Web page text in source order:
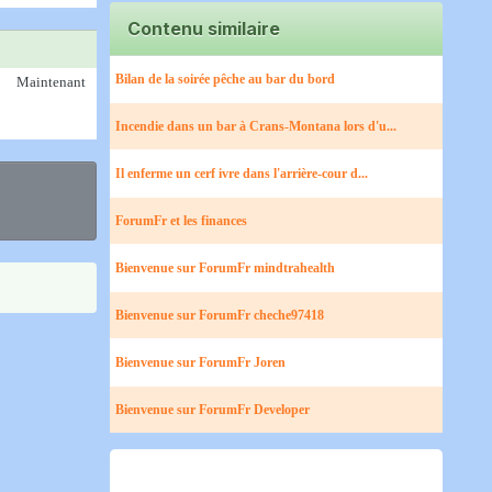
Maintenant
Contenu similaire
Bilan de la soirée pêche au bar du bord​
Incendie dans un bar à Crans-Montana lors d'u...
Il enferme un cerf ivre dans l'arrière-cour d...
ForumFr et les finances
Bienvenue sur ForumFr mindtrahealth
Bienvenue sur ForumFr cheche97418
Bienvenue sur ForumFr Joren
Bienvenue sur ForumFr Developer